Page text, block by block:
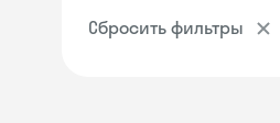
Сбросить фильтры